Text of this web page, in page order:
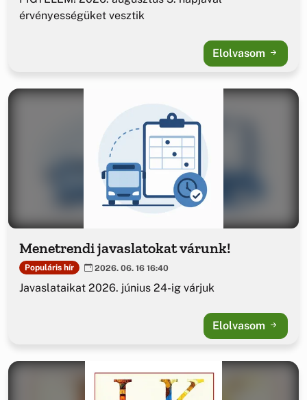
érvényességüket vesztik
Elolvasom
Menetrendi javaslatokat várunk!
Populáris hír 2026. 06. 16 16:40
Javaslataikat 2026. június 24-ig várjuk
Elolvasom